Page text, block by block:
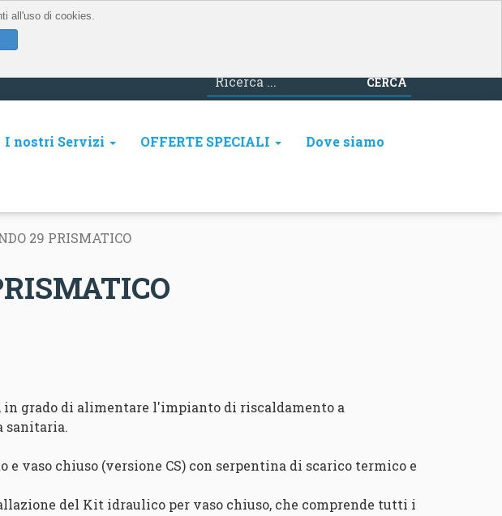
CERCA
I nostri Servizi OFFERTE SPECIALI Dove siamo
29 PRISMATICO
in grado di alimentare l'impianto di riscaldamento a
sanitaria.
vaso chiuso (versione CS) con serpentina di scarico termico e
del Kit idraulico per vaso chiuso, che comprende tutti i
all'uso di cookies.